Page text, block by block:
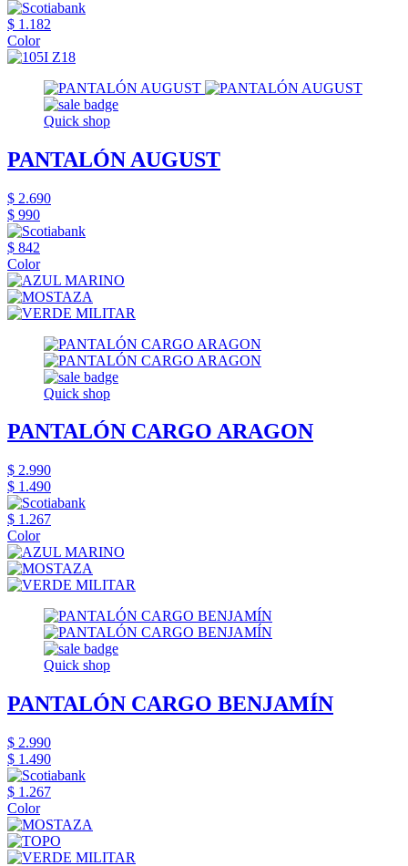
$ 1.182
Color
Quick shop
PANTALÓN AUGUST
$ 2.690
$ 990
$ 842
Color
Quick shop
PANTALÓN CARGO ARAGON
$ 2.990
$ 1.490
$ 1.267
Color
Quick shop
PANTALÓN CARGO BENJAMÍN
$ 2.990
$ 1.490
$ 1.267
Color